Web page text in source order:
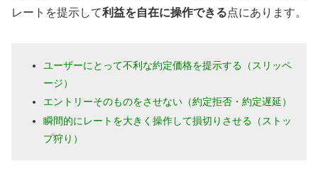
レートを提示して利益を自在に操作できる点にあります。
ユーザーにとって不利な約定価格を提示する（スリッペ
ージ）
エントリーそのものをさせない（約定拒否・約定遅延）
瞬間的にレートを大きく操作して損切りさせる（ストッ
プ狩り）